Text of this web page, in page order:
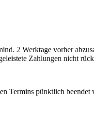
2 Werktage vorher
Zahlungen nicht
Termins pünktlich beendet